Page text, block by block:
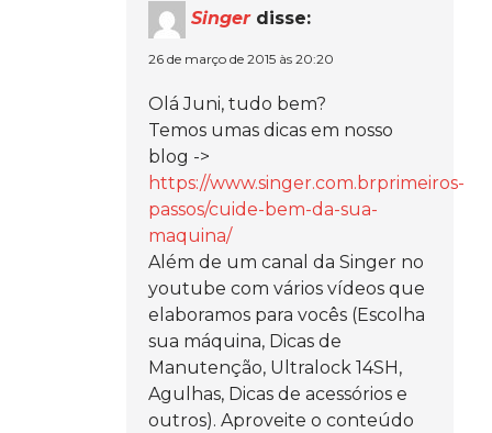
Singer disse:
26 de março de 2015 às 20:20
Olá Juni, tudo bem?
Temos umas dicas em nosso
blog ->
https://www.singer.com.brprimeiros-
passos/cuide-bem-da-sua-
maquina/
Além de um canal da Singer no
youtube com vários vídeos que
elaboramos para vocês (Escolha
sua máquina, Dicas de
Manutenção, Ultralock 14SH,
Agulhas, Dicas de acessórios e
outros). Aproveite o conteúdo